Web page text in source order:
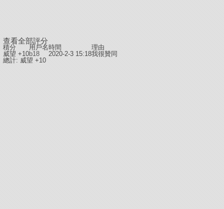
查看全部評分
積分 用戶名時間
理由
威望 +10b18 2020-2-3 15:18我很贊同
總計: 威望 +10